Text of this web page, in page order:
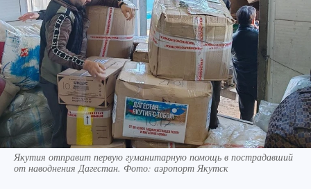
Якутия отправит первую гуманитарную помощь в пострадавший
от наводнения Дагестан. Фото: аэропорт Якутск